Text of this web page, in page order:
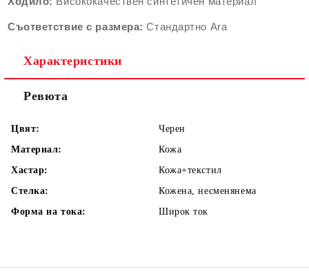
Съответствие с размера:Стандартно Ara
Характеристики
Ревюта
Цвят:
Черен
Материал:
Кожа
Хастар:
Кожа+текстил
Стелка:
Кожена, несменянема
Форма на тока:
Широк ток